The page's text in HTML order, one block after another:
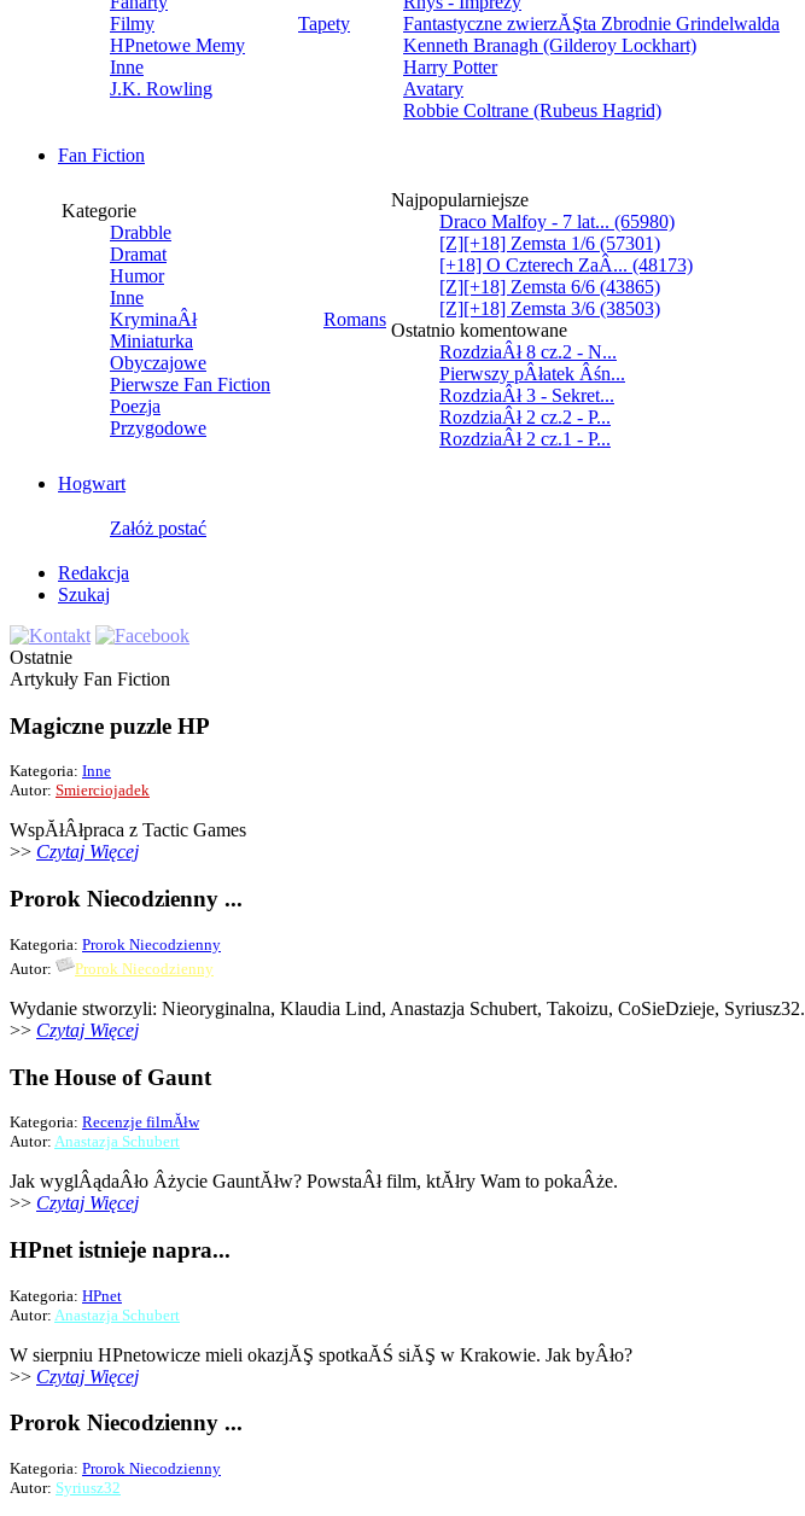
Filmy
HPnetowe Memy
Inne
J.K. Rowling
Tapety
Fantastyczne zwierzĂŞta Zbrodnie Grindelwalda
Kenneth Branagh (Gilderoy Lockhart)
Harry Potter
Avatary
Robbie Coltrane (Rubeus Hagrid)
Fan Fiction
Kategorie
Drabble
Dramat
Humor
Inne
KryminaÂł
Miniaturka
Obyczajowe
Pierwsze Fan Fiction
Poezja
Przygodowe
Romans
Najpopularniejsze
Draco Malfoy - 7 lat... (65980)
[Z][+18] Zemsta 1/6 (57301)
[+18] O Czterech ZaÂ... (48173)
[Z][+18] Zemsta 6/6 (43865)
[Z][+18] Zemsta 3/6 (38503)
Ostatnio komentowane
RozdziaÂł 8 cz.2 - N...
Pierwszy pÂłatek Âśn...
RozdziaÂł 3 - Sekret...
RozdziaÂł 2 cz.2 - P...
RozdziaÂł 2 cz.1 - P...
Hogwart
Załóż postać
Redakcja
Szukaj
Ostatnie
Artykuły Fan Fiction
Magiczne puzzle HP
Kategoria: Inne
Autor: Smierciojadek
WspĂłÂłpraca z Tactic Games
>> Czytaj Więcej
Prorok Niecodzienny ...
Kategoria: Prorok Niecodzienny
Autor:
Prorok Niecodzienny
Wydanie stworzyli: Nieoryginalna, Klaudia Lind, Anastazja Schubert, Takoizu, CoSieDzieje, Syriusz32.
>> Czytaj Więcej
The House of Gaunt
Kategoria: Recenzje filmĂłw
Autor: Anastazja Schubert
Jak wyglÂądaÂło Âżycie GauntĂłw? PowstaÂł film, ktĂłry Wam to pokaÂże.
>> Czytaj Więcej
HPnet istnieje napra...
Kategoria: HPnet
Autor: Anastazja Schubert
W sierpniu HPnetowicze mieli okazjĂŞ spotkaĂŚ siĂŞ w Krakowie. Jak byÂło?
>> Czytaj Więcej
Prorok Niecodzienny ...
Kategoria: Prorok Niecodzienny
Autor: Syriusz32